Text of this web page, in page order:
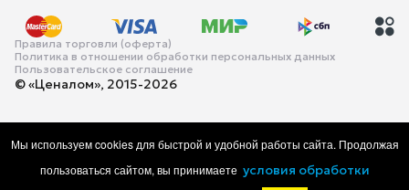
Правила торговли (оферта)
Политика в отношении обработки персональных данных
Пользовательское соглашение
© «Ценалом», 2015-2026
Мы используем cookies для быстрой и удобной работы сайта. Продолжая
пользоваться сайтом, вы принимаете условия обработки